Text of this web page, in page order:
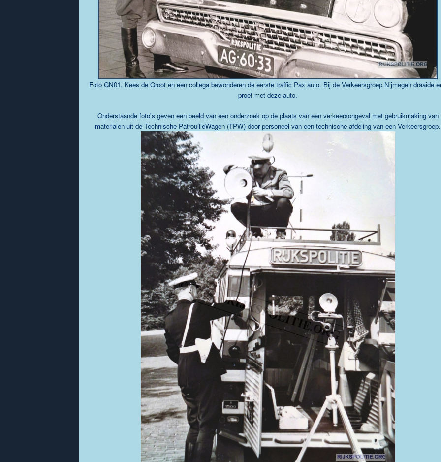
Foto GN01. Kees de Groot en een collega bewonderen de eerste traffic Pax auto. Bij de Verkeersgroep Nijmegen draaide
proef met deze auto.
Onderstaande foto's geven een beeld van een onderzoek op de plaats van een verkeersongeval met gebruikmaking van
materialen uit de Technische PatrouilleWagen (TPW) door personeel van een technische afdeling van een Verkeersgroep.